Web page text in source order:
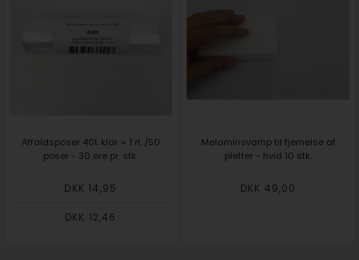
Affaldsposer 40L klar = 1 rl. /50
poser - 30 øre pr. stk.
DKK 14,95
DKK 12,46
Melaminsvamp til fjernelse af
pletter - hvid 10 stk.
DKK 49,00